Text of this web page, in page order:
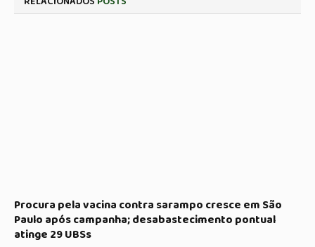
Procura pela vacina contra sarampo cresce em São
Paulo após campanha; desabastecimento pontual
atinge 29 UBSs